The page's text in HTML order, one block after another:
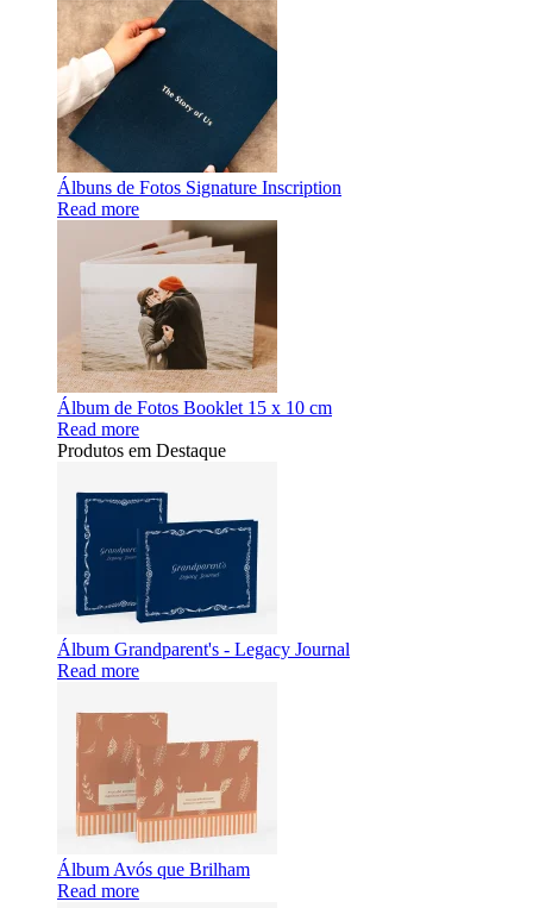
Álbuns de Fotos Signature Inscription
Read more
Álbum de Fotos Booklet 15 x 10 cm
Read more
Produtos em Destaque
Álbum Grandparent's - Legacy Journal
Read more
Álbum Avós que Brilham
Read more